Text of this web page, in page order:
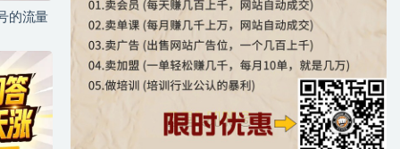
的流量